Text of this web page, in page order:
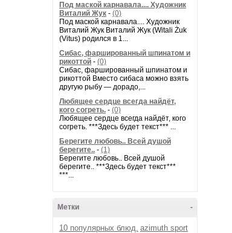
Под маской карнавала.... Художник
Виталий Жук - (0)
Под маской карнавала.... Художник
Виталий Жук Виталий Жук (Witali Żuk
(Vitus) родился в 1...
Сибас, фаршированный шпинатом и
рикоттой - (0)
Сибас, фаршированный шпинатом и
рикоттой Вместо сибаса можно взять
другую рыбу — дорадо,...
Любящее сердце всегда найдёт,
кого согреть. - (0)
Любящее сердце всегда найдёт, кого
согреть. ***Здесь будет текст*** ...
Берегите любовь.. Всей душой
берегите.. - (1)
Берегите любовь.. Всей душой
берегите.. ***Здесь будет текст***
***...
-
Метки
10 популярных блюд. azimuth sport